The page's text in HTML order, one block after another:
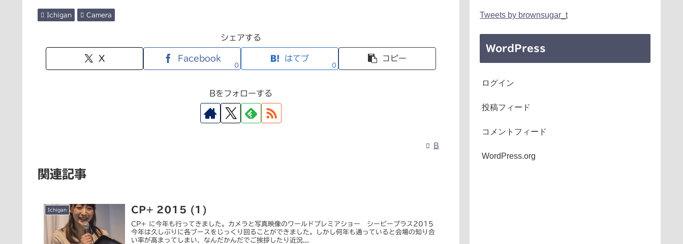
Ichigan Camera
シェアする
X Facebook
0
はてブ
0
コピー
Bをフォローする
B
関連記事
Ichigan CP+ 2015 (1)
CP+ に今年も行ってきました。カメラと写真映像のワールドプレミアショー シーピープラス2015
今年は久しぶりに各ブースをじっくり回ることができました。しかし何年も通っていると会場の知り合
い率が高まってしまい、なんだかんだでご挨拶したり近況...
Tweets by brownsugar_t
WordPress
ログイン
投稿フィード
コメントフィード
WordPress.org